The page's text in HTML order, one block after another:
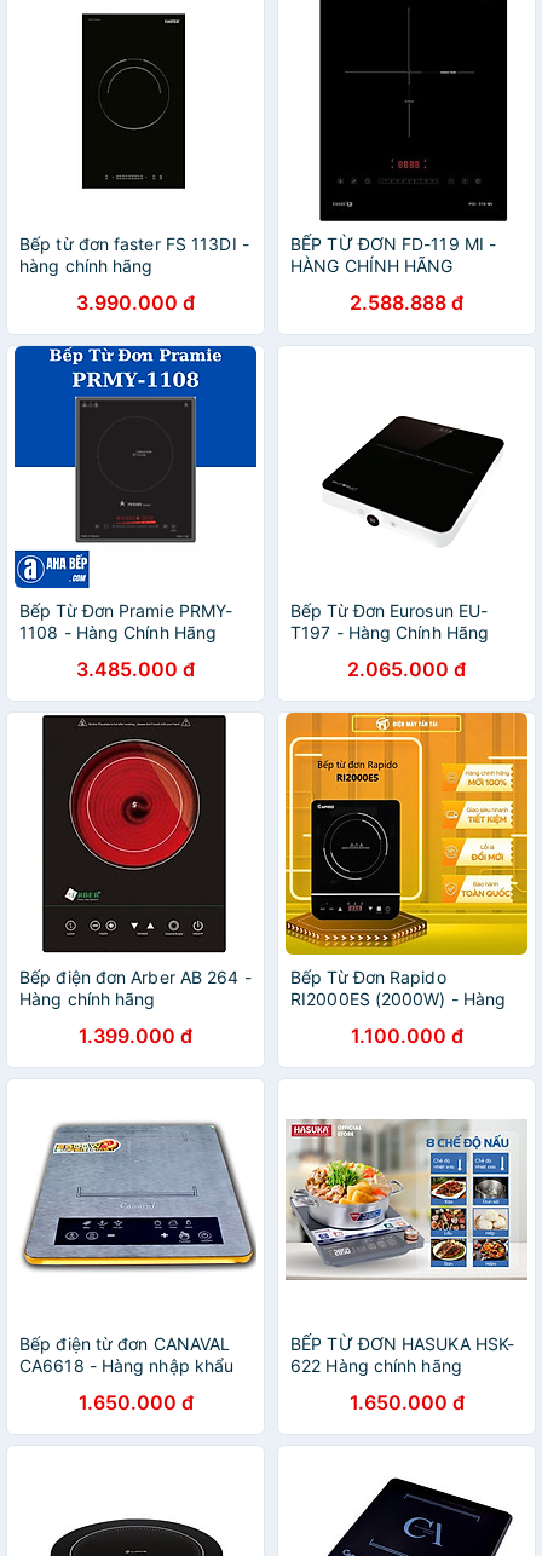
Bếp từ đơn faster FS 113DI -
hàng chính hãng
3.990.000 đ
BẾP TỪ ĐƠN FD-119 MI -
HÀNG CHÍNH HÃNG
2.588.888 đ
Bếp Từ Đơn Pramie PRMY-
1108 - Hàng Chính Hãng
3.485.000 đ
Bếp Từ Đơn Eurosun EU-
T197 - Hàng Chính Hãng
2.065.000 đ
Bếp điện đơn Arber AB 264 -
Hàng chính hãng
1.399.000 đ
Bếp Từ Đơn Rapido
RI2000ES (2000W) - Hàng
1.100.000 đ
Bếp điện từ đơn CANAVAL
CA6618 - Hàng nhập khẩu
1.650.000 đ
BẾP TỪ ĐƠN HASUKA HSK-
622 Hàng chính hãng
1.650.000 đ